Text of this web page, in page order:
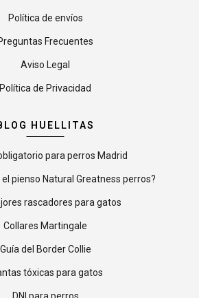
Política de envíos
Frecuentes
Aviso Legal
Política de Privacidad
HUELLITAS
para perros Madrid
pienso Natural Greatness perros?
rascadores para gatos
Collares Martingale
Guía del Border Collie
tóxicas para gatos